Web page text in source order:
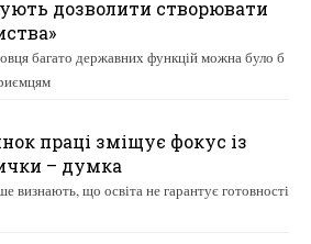
дозволити створювати
багато державних функцій можна було б
праці зміщує фокус із
– думка
визнають, що освіта не гарантує готовності